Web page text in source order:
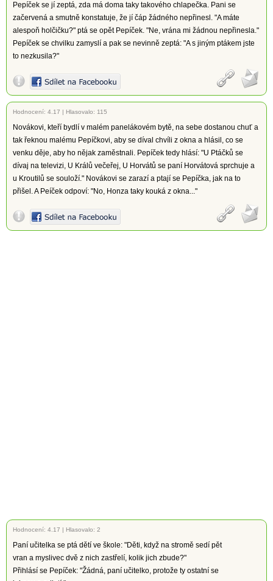
Pepíček se jí zeptá, zda má doma taky takového chlapečka. Pani se
začervená a smutně konstatuje, že jí čáp žádného nepřinesl. "A máte
alespoň holčičku?" ptá se opět Pepíček. "Ne, vrána mi žádnou nepřinesla."
Pepíček se chvilku zamyslí a pak se nevinně zeptá: "A s jiným ptákem jste
to nezkusila?"
Hodnocení: 4.17 | Hlasovalo: 115
Novákovi, kteří bydlí v malém panelákovém bytě, na sebe dostanou chuť a
tak řeknou malému Pepíčkovi, aby se díval chvíli z okna a hlásil, co se
venku děje, aby ho nějak zaměstnali. Pepíček tedy hlásí: "U Ptáčků se
dívaj na televizi, U Králů večeřej, U Horvátů se paní Horvátová sprchuje a
u Kroutilů se souloží." Novákovi se zarazí a ptají se Pepíčka, jak na to
přišel. A Peíček odpoví: "No, Honza taky kouká z okna..."
Hodnocení: 4.17 | Hlasovalo: 2
Paní učitelka se ptá dětí ve škole: "Děti, když na stromě sedí pět
vran a myslivec dvě z nich zastřelí, kolik jich zbude?"
Přihlásí se Pepíček: "Žádná, paní učitelko, protože ty ostatní se